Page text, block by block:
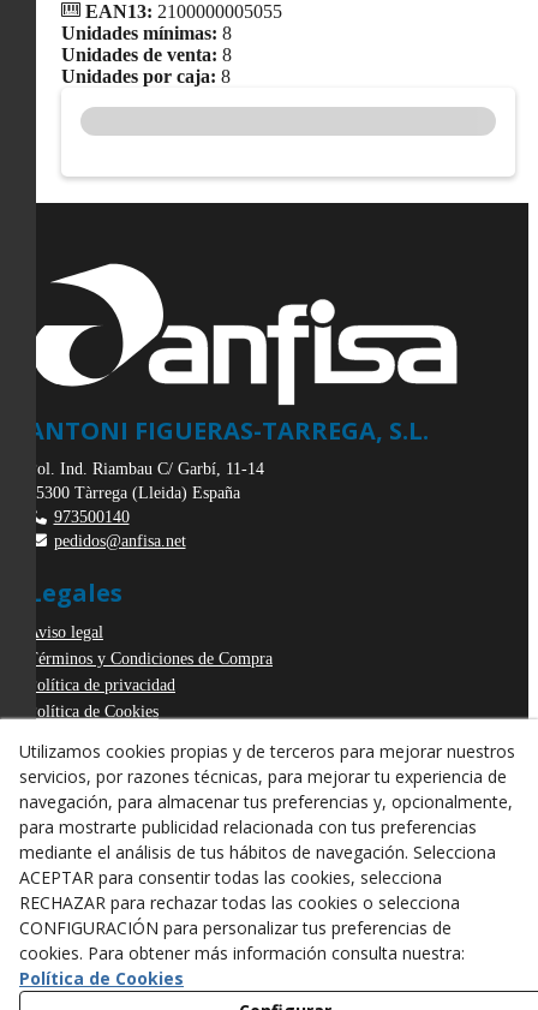
EAN13: 2100000005055
Unidades mínimas: 8
Unidades de venta: 8
Unidades por caja: 8
ANTONI FIGUERAS-TARREGA, S.L.
Pol. Ind. Riambau C/ Garbí, 11-14
25300 Tàrrega (Lleida) España
973500140
pedidos@anfisa.net
Legales
Aviso legal
Términos y Condiciones de Compra
Política de privacidad
Política de Cookies
Derecho de desistimiento
Utilizamos cookies propias y de terceros para mejorar nuestros
servicios, por razones técnicas, para mejorar tu experiencia de
navegación, para almacenar tus preferencias y, opcionalmente,
para mostrarte publicidad relacionada con tus preferencias
mediante el análisis de tus hábitos de navegación. Selecciona
ACEPTAR para consentir todas las cookies, selecciona
RECHAZAR para rechazar todas las cookies o selecciona
CONFIGURACIÓN para personalizar tus preferencias de
cookies. Para obtener más información consulta nuestra:
Política de Cookies